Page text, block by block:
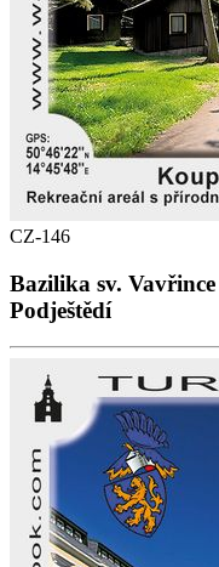
CZ-146
Bazilika sv.
Podještědí